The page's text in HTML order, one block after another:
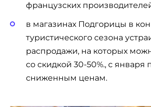
французских
в магазинах Подгорицы в
туристического сезона
распродажи, на которых
со скидкой 30-50%., с января
сниженным ценам.